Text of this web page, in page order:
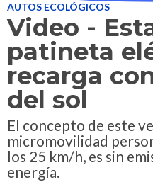
AUTOS ECOLÓGICOS
Video -
patineta
recarga
del sol
El concepto de este
micromovilidad
los 25 km/h, es sin
energía.